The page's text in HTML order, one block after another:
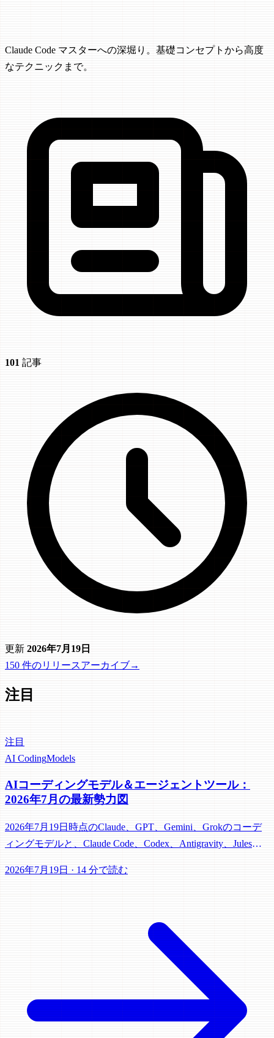
Claude Code マスターへの深堀り。基礎コンセプトから高度
なテクニックまで。
101 記事
更新 2026年7月19日
150 件のリリースアーカイブ→
注目
注目
AI CodingModels
AIコーディングモデル＆エージェントツール：
2026年7月の最新勢力図
2026年7月19日時点のClaude、GPT、Gemini、Grokのコーデ
ィングモデルと、Claude Code、Codex、Antigravity、Jules、
2026年7月19日 · 14 分で読む